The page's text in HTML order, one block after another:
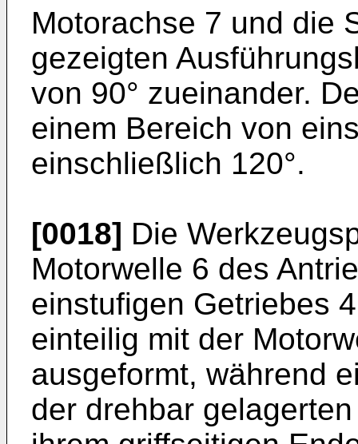
Motorachse 7 und die
gezeigten
von 90° zueinander.
einem Bereich von
einschließlich 120°.
[0018] Die
Motorwelle 6 des
einstufigen Getriebes
einteilig mit der
ausgeformt, während
der drehbar